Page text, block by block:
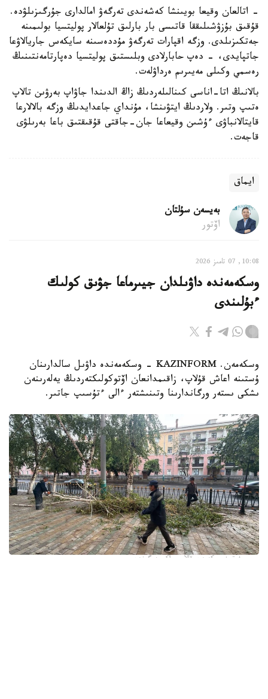
- اتالعان وقيعا بويىنشا كەشەندى تەرگەۋ امالدارى جۇرگىزىلۋدە.
قۇقىق بۇزۋشىلىققا قاتىسى بار بارلىق تۇلعالار پوليتسيا بولىمىنە
جەتكىزىلدى. وزگە اقپارات تەرگەۋ مۇددەسىنە سايكەس جاريالاۋعا
جاتپايدى، - دەپ حابارلادى وبلىستىق پوليتسيا دەپارتامەنتىنىڭ
رەسمي وكىلى مەيىرىم ەرداۋلەت.
بالانىڭ اتا-اناسى كىنالىلەردىڭ زاڭ الدىندا جاۋاپ بەرۋىن تالاپ
ەتىپ وتىر. ولاردىڭ ايتۋىنشا، مۇنداي جاعدايدىڭ وزگە بالالارعا
قايتالانباۋى ءۇشىن وقيعاعا جان-جاقتى قۇقىقتىق باعا بەرىلۋى
قاجەت.
ايماق
بەيسەن سۇلتان
اۆتور
10:08, 07 تامىز 2026
وسكەمەندە داۋىلدان جيىرماعا جۋىق كولىك
ءبۇلىندى
وسكەمەن. KAZINFORM - وسكەمەندە داۋىل سالدارىنان
ۇستىنە اعاش قۇلاپ، زاقىمدانعان اۆتوكولىكتەردىڭ يەلەرىنەن
ىشكى ىستەر ورگاندارىنا وتىنىشتەر ءالى ءتۇسىپ جاتىر.
فوتو: وسكەمەن قالاسى اكىمدىگىنەن